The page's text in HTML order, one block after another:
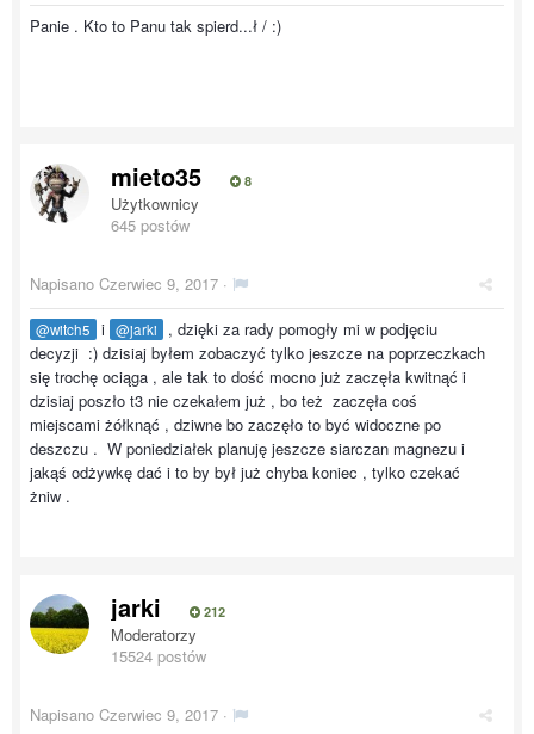
Panie . Kto to Panu tak spierd...ł / :)
mieto35 8
Użytkownicy
645 postów
Napisano Czerwiec 9, 2017 ·
@witch5 i @jarki
, dzięki za rady pomogły mi w podjęciu
decyzji :) dzisiaj byłem zobaczyć tylko jeszcze na poprzeczkach
się trochę ociąga , ale tak to dość mocno już zaczęła kwitnąć i
dzisiaj poszło t3 nie czekałem już , bo też zaczęła coś
miejscami żółknąć , dziwne bo zaczęło to być widoczne po
deszczu . W poniedziałek planuję jeszcze siarczan magnezu i
jakąś odżywkę dać i to by był już chyba koniec , tylko czekać
żniw .
jarki 212
Moderatorzy
15524 postów
Napisano Czerwiec 9, 2017 ·